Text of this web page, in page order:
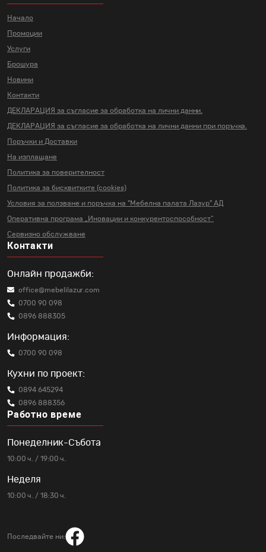
Начало
Промоции
Услуги
Брошура
Новини
Контакти
ДЕКЛАРАЦИЯ за съгласие за обработка на лични данни.
ДЕКЛАРАЦИЯ за съгласие за обработка на лични данни при поръчка.
Поръчки и Доставки
На изплащане
Политика за поверителност
Политика за бисквитките (cookies)
Условия за ползване и поръчка на "Мебелна палата Лазур" АД
Оперативна програма „Иновации и конкурентоспособност“
Сервизно обслужване
Контакти
Онлайн продажби:
office@mebelilazur.com
0700 90 098
0896 888305
Информация:
0700 90 098
Кухни по проект:
0894 645294
0896 888356
Работно време
Понеделник-Събота
10:00 ч. / 19:00 ч.
Неделя
10:00 ч. / 18:30 ч.
Последвайте ни: